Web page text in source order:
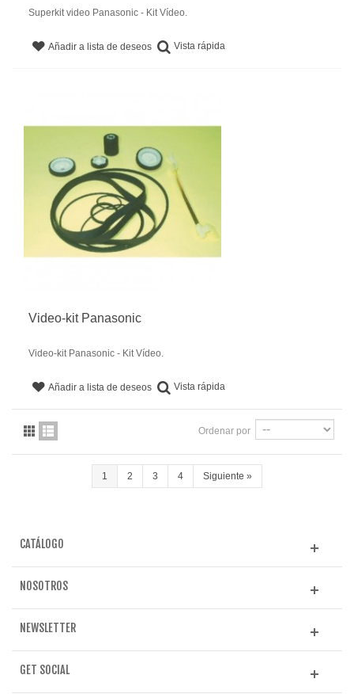
Superkit video Panasonic - Kit Vídeo.
Añadir a lista de deseos Vista rápida
Video-kit Panasonic
Video-kit Panasonic - Kit Vídeo.
Añadir a lista de deseos Vista rápida
Ordenar por
1 2 3 4 Siguiente »
CATÁLOGO
NOSOTROS
NEWSLETTER
GET SOCIAL